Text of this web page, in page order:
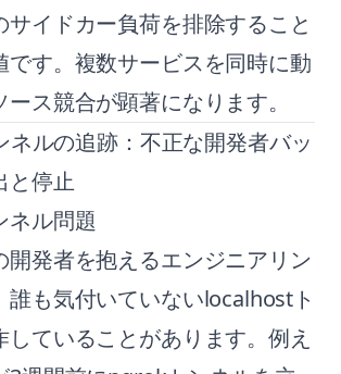
サイドカー負荷を排除すること
です。複数サービスを同時に動
ス競合が顕著になります。
ネルの追跡：不正な開発者バッ
と停止
ネル問題
開発者を抱えるエンジニアリン
誰も気付いていないlocalhostト
していることがあります。例え